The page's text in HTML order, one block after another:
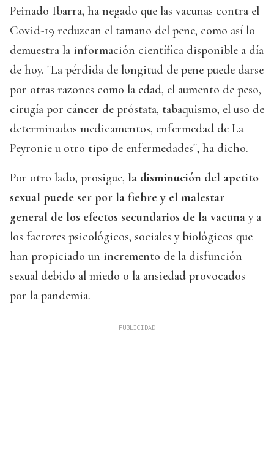
Peinado Ibarra, ha negado que las vacunas contra el
Covid-19 reduzcan el tamaño del pene, como así lo
demuestra la información científica disponible a día
de hoy. "La pérdida de longitud de pene puede darse
por otras razones como la edad, el aumento de peso,
cirugía por cáncer de próstata, tabaquismo, el uso de
determinados medicamentos, enfermedad de La
Peyronie u otro tipo de enfermedades", ha dicho.
Por otro lado, prosigue, la disminución del apetito
sexual puede ser por la fiebre y el malestar
general de los efectos secundarios de la vacuna y a
los factores psicológicos, sociales y biológicos que
han propiciado un incremento de la disfunción
sexual debido al miedo o la ansiedad provocados
por la pandemia.